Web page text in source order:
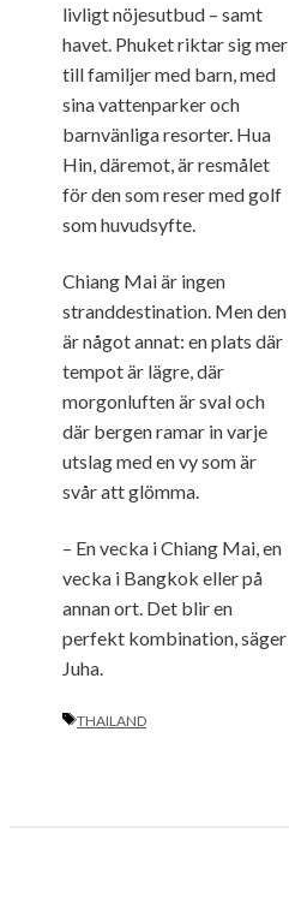
livligt nöjesutbud – samt
havet. Phuket riktar sig mer
till familjer med barn, med
sina vattenparker och
barnvänliga resorter. Hua
Hin, däremot, är resmålet
för den som reser med golf
som huvudsyfte.
Chiang Mai är ingen
stranddestination. Men den
är något annat: en plats där
tempot är lägre, där
morgonluften är sval och
där bergen ramar in varje
utslag med en vy som är
svår att glömma.
– En vecka i Chiang Mai, en
vecka i Bangkok eller på
annan ort. Det blir en
perfekt kombination, säger
Juha.
ETIKETTER
THAILAND